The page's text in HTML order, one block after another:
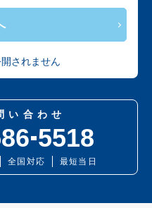
されません
い合わせ
5518
全国対応 最短当日